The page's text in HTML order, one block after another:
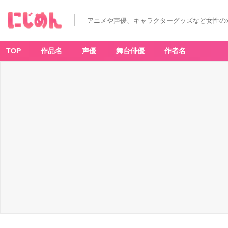
アニメや声優、キャラクターグッズなど女性
TOP 作品名 声優 舞台俳優 作者名